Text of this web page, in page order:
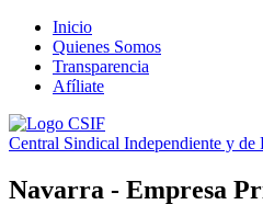
Inicio
Quienes Somos
Transparencia
Afíliate
Central Sindical Independiente y de
Navarra - Empresa